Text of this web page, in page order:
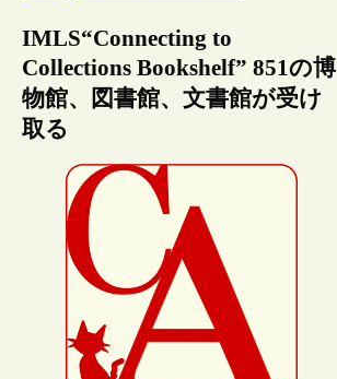
IMLS“Connecting to
Collections Bookshelf” 851の博
物館、図書館、文書館が受け
取る